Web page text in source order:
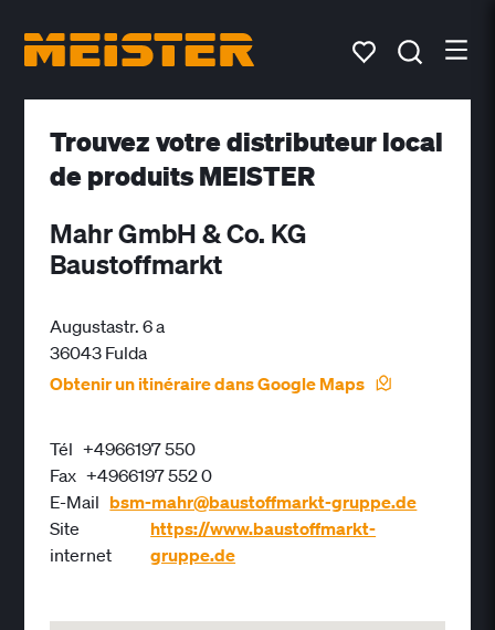
Trouvez votre distributeur local
de produits MEISTER
Mahr GmbH & Co. KG
Baustoffmarkt
Augustastr. 6 a
36043 Fulda
Obtenir un itinéraire dans Google Maps
Tél +4966197 550
Fax +4966197 552 0
E-Mail bsm-mahr@baustoffmarkt-gruppe.de
Site
internet
https://www.baustoffmarkt-
gruppe.de